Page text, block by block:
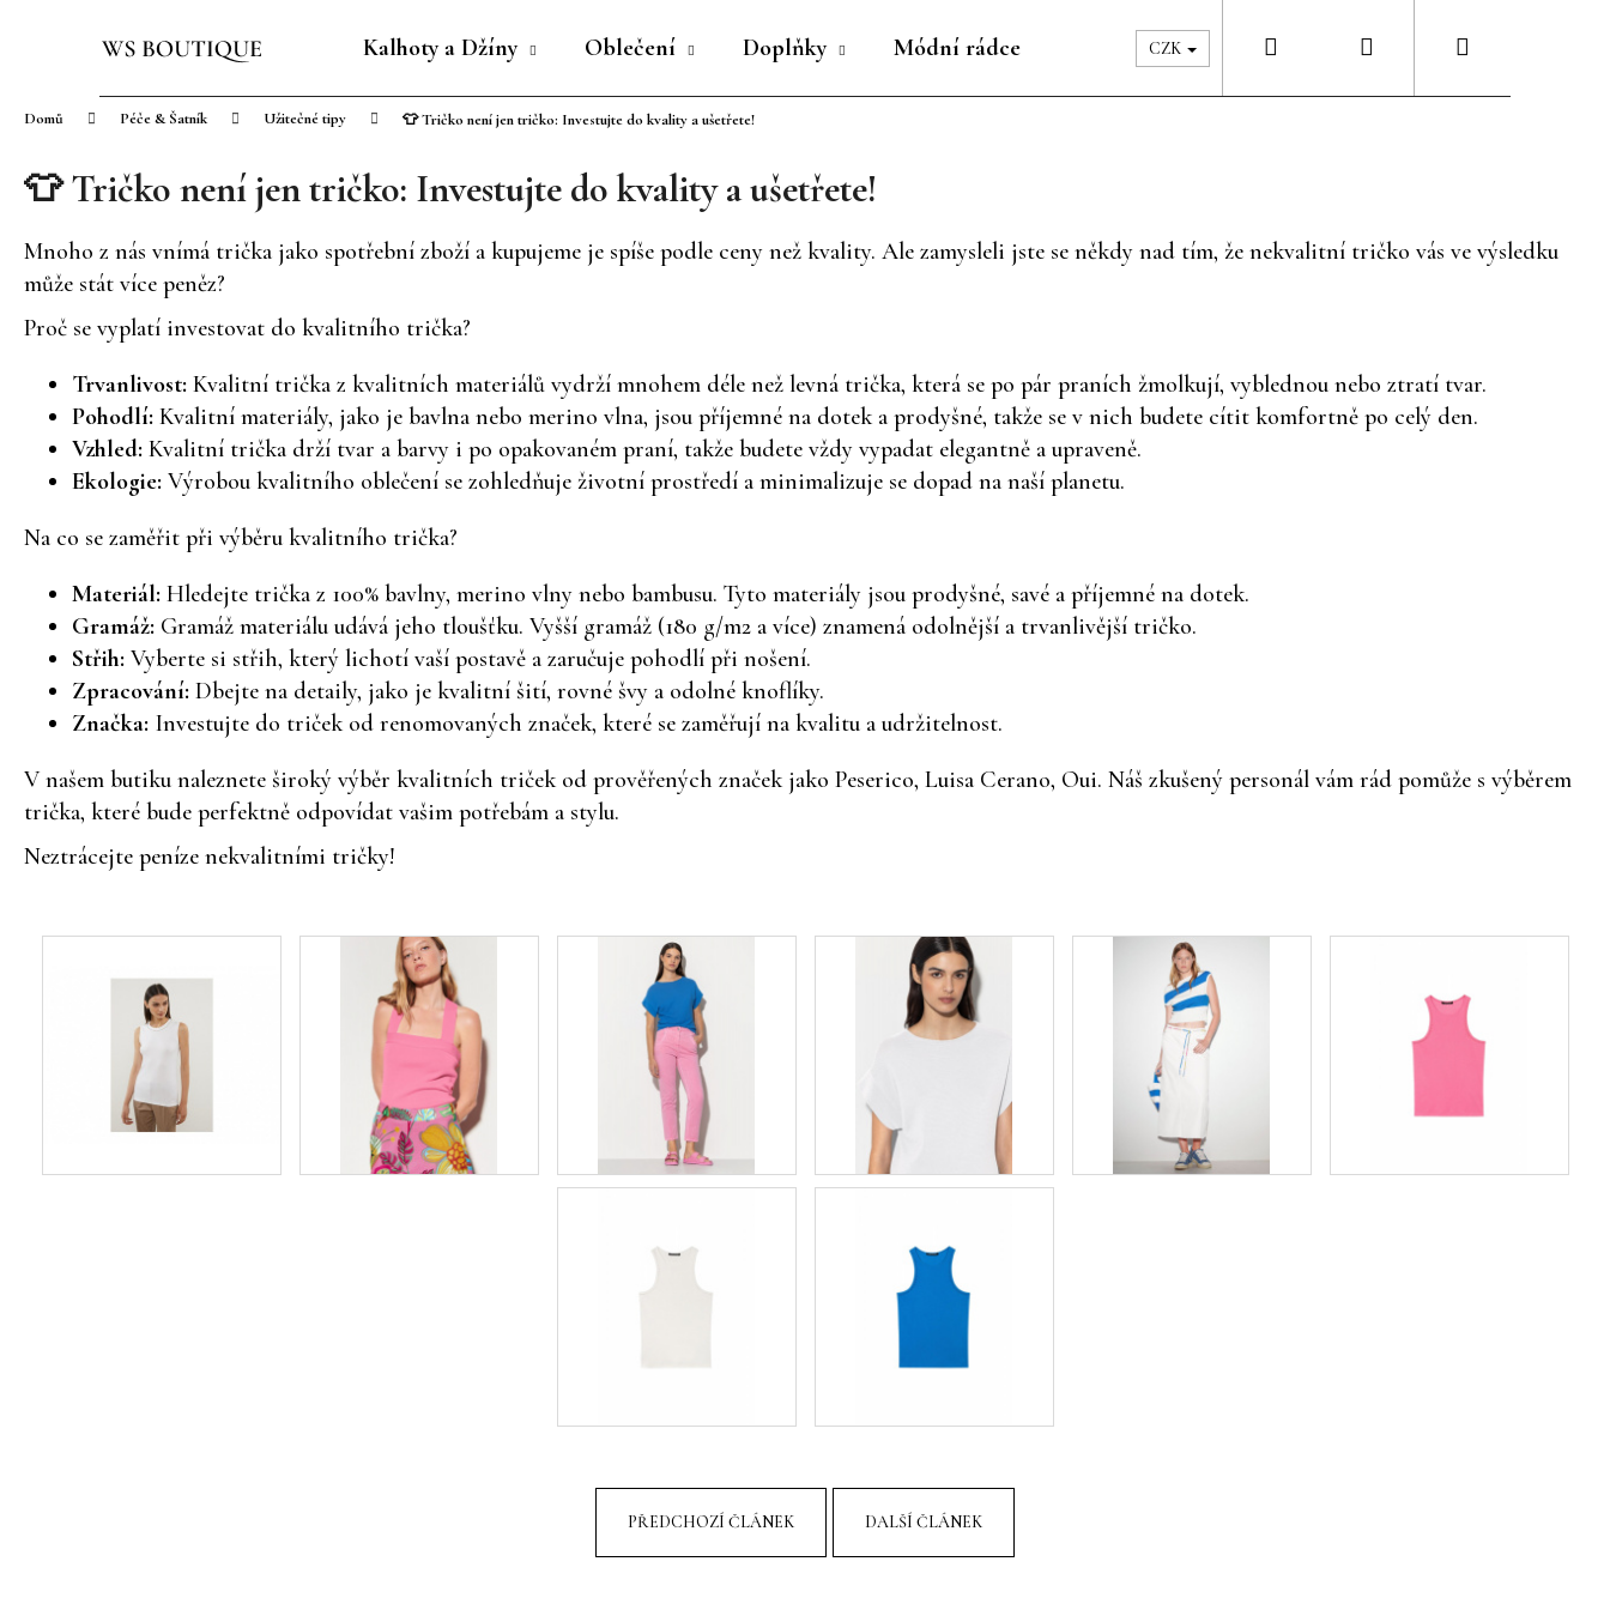
Kalhoty a Džíny Oblečení Doplňky Módní rádce Péče & Šatník Kontakty
CZK Přihlášení
Domů Péče & Šatník Užitečné tipy 👕 Tričko není jen tričko: Investujte do kvality a ušetřete!
👕 Tričko není jen tričko: Investujte do kvality a ušetřete!
Mnoho z nás vnímá trička jako spotřební zboží a kupujeme je spíše podle ceny než kvality. Ale zamysleli jste se někdy nad tím, že nekvalitní tričko vás ve výsledku
může stát více peněz?
Proč se vyplatí investovat do kvalitního trička?
Trvanlivost: Kvalitní trička z kvalitních materiálů vydrží mnohem déle než levná trička, která se po pár praních žmolkují, vyblednou nebo ztratí tvar.
Pohodlí: Kvalitní materiály, jako je bavlna nebo merino vlna, jsou příjemné na dotek a prodyšné, takže se v nich budete cítit komfortně po celý den.
Vzhled: Kvalitní trička drží tvar a barvy i po opakovaném praní, takže budete vždy vypadat elegantně a upraveně.
Ekologie: Výrobou kvalitního oblečení se zohledňuje životní prostředí a minimalizuje se dopad na naší planetu.
Na co se zaměřit při výběru kvalitního trička?
Materiál: Hledejte trička z 100% bavlny, merino vlny nebo bambusu. Tyto materiály jsou prodyšné, savé a příjemné na dotek.
Gramáž: Gramáž materiálu udává jeho tloušťku. Vyšší gramáž (180 g/m2 a více) znamená odolnější a trvanlivější tričko.
Střih: Vyberte si střih, který lichotí vaší postavě a zaručuje pohodlí při nošení.
Zpracování: Dbejte na detaily, jako je kvalitní šití, rovné švy a odolné knoflíky.
Značka: Investujte do triček od renomovaných značek, které se zaměřují na kvalitu a udržitelnost.
V našem butiku naleznete široký výběr kvalitních triček od prověřených značek jako Peserico, Luisa Cerano, Oui. Náš zkušený personál vám rád pomůže s výběrem
trička, které bude perfektně odpovídat vašim potřebám a stylu.
Neztrácejte peníze nekvalitními tričky!
PŘEDCHOZÍ ČLÁNEK DALŠÍ ČLÁNEK
Zpět
obchodu
Zpět
obchodu
Co potřebujete najít?